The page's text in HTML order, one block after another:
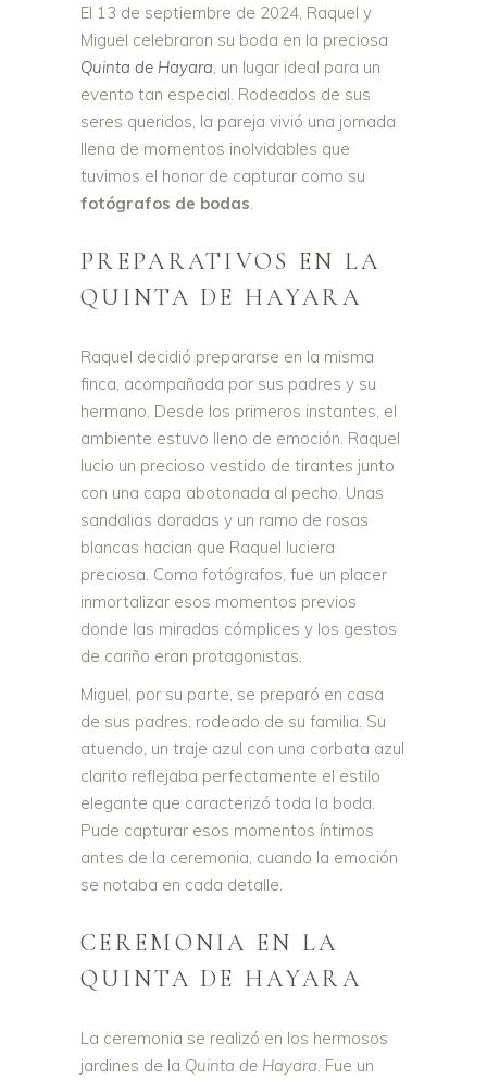
El 13 de septiembre de 2024, Raquel y
Miguel celebraron su boda en la preciosa
Quinta de Hayara , un lugar ideal para un
evento tan especial. Rodeados de sus
seres queridos, la pareja vivió una jornada
llena de momentos inolvidables que
tuvimos el honor de capturar como su
fotógrafos de bodas
PREPARATIVOS EN LA
QUINTA DE HAYARA
Raquel decidió prepararse en la misma
finca, acompañada por sus padres y su
hermano. Desde los primeros instantes, el
ambiente estuvo lleno de emoción. Raquel
lucio un precioso vestido de tirantes junto
con una capa abotonada al pecho. Unas
sandalias doradas y un ramo de rosas
blancas hacian que Raquel luciera
preciosa. Como fotógrafos, fue un placer
inmortalizar esos momentos previos
donde las miradas cómplices y los gestos
de cariño eran protagonistas.
Miguel, por su parte, se preparó en casa
de sus padres, rodeado de su familia. Su
atuendo, un traje azul con una corbata azul
clarito reflejaba perfectamente el estilo
elegante que caracterizó toda la boda.
Pude capturar esos momentos íntimos
antes de la ceremonia, cuando la emoción
se notaba en cada detalle.
CEREMONIA EN LA
QUINTA DE HAYARA
La ceremonia se realizó en los hermosos
jardines de la Quinta de Hayara . Fue un